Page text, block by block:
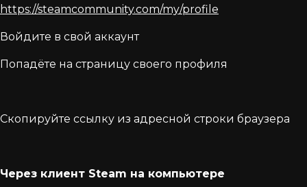
https://steamcommunity.com/my/profile
Войдите в свой аккаунт
Попадёте на страницу своего профиля
Скопируйте ссылку из адресной строки браузера
Через клиент Steam на компьютере